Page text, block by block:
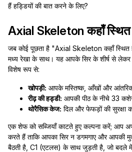
हैं हड्डियों की बात करने के लिए?
Axial Skeleton कहाँ
जब कोई पूछता है "Axial Skeleton कहाँ स्थित
मध्य रेखा के साथ। यह आपके सिर के शीर्ष से
विशेष रूप से:
खोपड़ी: आपके मस्तिष्क, आँखों और
रीढ़ की हड्डी: आपकी पीठ के नीचे 33
थोरैसिक केज: दिल और फेफड़ों की सुरक्षा
एक शेफ को सब्जियाँ काटते हुए कल्पना करें; आप
करते हैं ताकि आपका सिर न डगमगाए और आपकी
बैठती है, C1 (एटलस) के साथ जुड़ती है, जो बदले